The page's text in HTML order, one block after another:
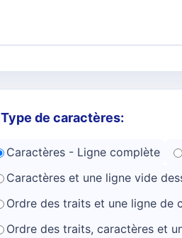
Type de caractères:
Caractères - Ligne complète
Caractères et une ligne vide
Ordre des traits et une ligne de
Ordre des traits, caractères et